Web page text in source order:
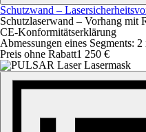
Schutzwand –
Schutzlaserwand – Vorhang mit
CE-Konformitätserklärung
Abmessungen eines Segments:
Preis ohne Rabatt1 250 €